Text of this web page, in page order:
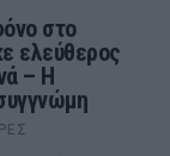
στο
ελεύθερος
– Η